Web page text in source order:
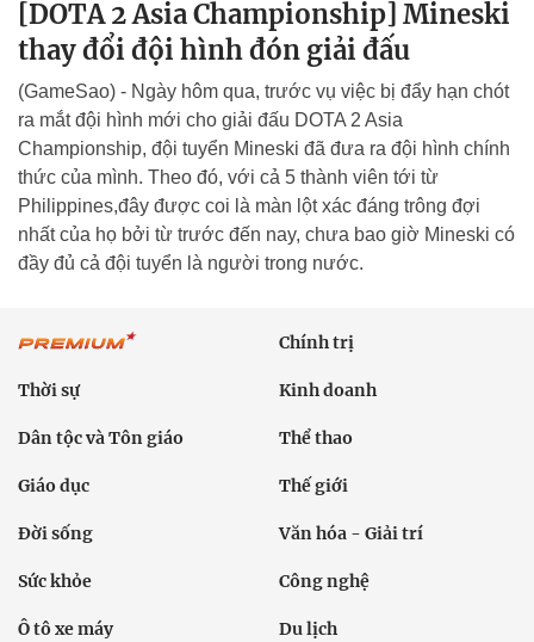
[DOTA 2 Asia Championship] Mineski
thay đổi đội hình đón giải đấu
(GameSao) - Ngày hôm qua, trước vụ việc bị đẩy hạn chót
ra mắt đội hình mới cho giải đấu DOTA 2 Asia
Championship, đội tuyển Mineski đã đưa ra đội hình chính
thức của mình. Theo đó, với cả 5 thành viên tới từ
Philippines,đây được coi là màn lột xác đáng trông đợi
nhất của họ bởi từ trước đến nay, chưa bao giờ Mineski có
đầy đủ cả đội tuyển là người trong nước.
Chính trị
Thời sự Kinh doanh
Dân tộc và Tôn giáo Thể thao
Giáo dục Thế giới
Đời sống Văn hóa - Giải trí
Sức khỏe Công nghệ
Ô tô xe máy Du lịch